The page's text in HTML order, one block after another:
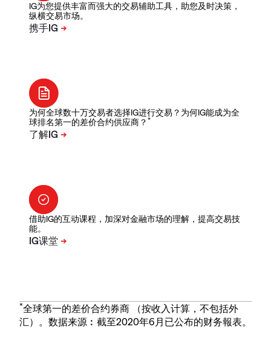
IG为您提供丰富而强大的交易辅助工具，助您及时决策，
纵横交易市场。
为何全球数十万交易者选择IG进行交易？为何IG能成为全
球排名第一的差价合约供应商？ *
借助IG的互动课程，加深对金融市场的理解，提高交易技
能。
*全球第一的差价合约券商 （按收入计算，不包括外
汇）。数据来源︰截至2020年6月已公布的财务報表。